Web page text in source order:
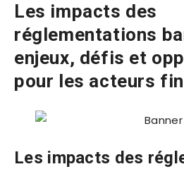
Les impacts des
réglementations
enjeux, défis et
pour les acteurs
Les impacts des